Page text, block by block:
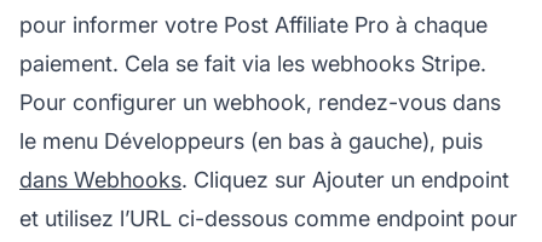
pour informer votre Post Affiliate Pro à chaque
paiement. Cela se fait via les webhooks Stripe.
Pour configurer un webhook, rendez-vous dans
le menu Développeurs (en bas à gauche), puis
dans Webhooks. Cliquez sur Ajouter un endpoint
et utilisez l’URL ci-dessous comme endpoint pour